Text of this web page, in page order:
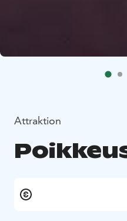
Attraktion